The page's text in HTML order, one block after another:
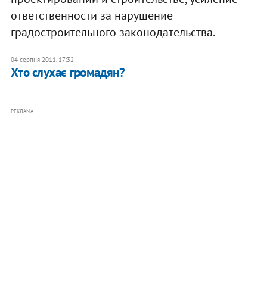
ответственности за нарушение
градостроительного законодательства.
04 серпня 2011, 17:32
Хто слухає громадян?
РЕКЛАМА